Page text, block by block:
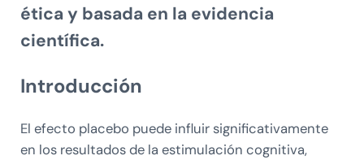
ética y basada en la evidencia
científica.
Introducción
El efecto placebo puede influir significativamente
en los resultados de la estimulación cognitiva,